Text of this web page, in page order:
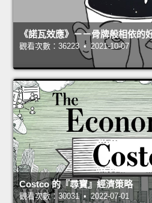
《諾瓦效應》－－骨牌般相依的
觀看次數：36223 • 2021-10-07
Costco 的『尋寶』經濟策略
觀看次數：30031 • 2022-07-01